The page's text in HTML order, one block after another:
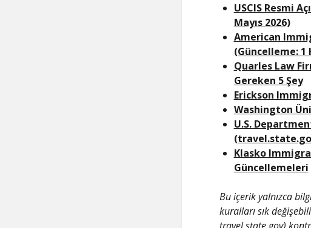
USCIS Resmi
Mayıs 2026)
American
(Güncelleme: 1
Quarles Law
Gereken 5 Şey
Erickson
Washington
U.S.
Klasko
Güncellemeleri
Bu içerik yalnızca
kuralları sık
travel.state.gov)